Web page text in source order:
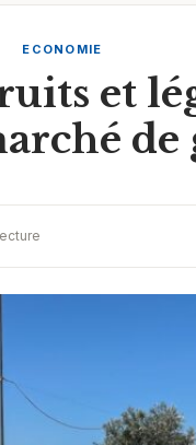
ECONOMIE
et
de